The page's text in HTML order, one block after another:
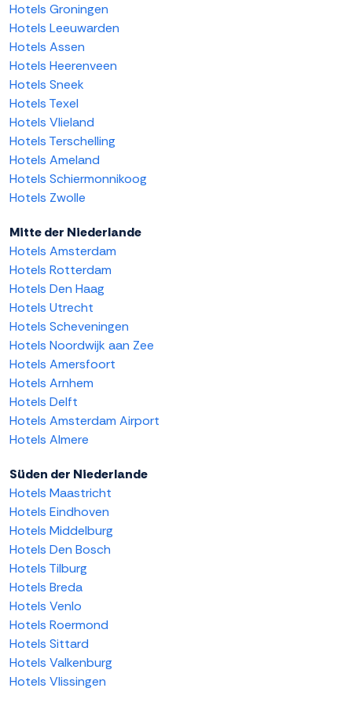
Hotels Groningen
Hotels Leeuwarden
Hotels Assen
Hotels Heerenveen
Hotels Sneek
Hotels Texel
Hotels Vlieland
Hotels Terschelling
Hotels Ameland
Hotels Schiermonnikoog
Hotels Zwolle
Mitte der Niederlande
Hotels Amsterdam
Hotels Rotterdam
Hotels Den Haag
Hotels Utrecht
Hotels Scheveningen
Hotels Noordwijk aan Zee
Hotels Amersfoort
Hotels Arnhem
Hotels Delft
Hotels Amsterdam Airport
Hotels Almere
Süden der Niederlande
Hotels Maastricht
Hotels Eindhoven
Hotels Middelburg
Hotels Den Bosch
Hotels Tilburg
Hotels Breda
Hotels Venlo
Hotels Roermond
Hotels Sittard
Hotels Valkenburg
Hotels Vlissingen